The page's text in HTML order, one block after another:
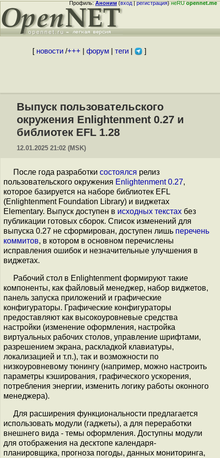
Профиль:Аноним(вход|регистрация)неRUopennet.me
[ новости/+++ форум| теги| ]
Выпуск пользовательского
окружения Enlightenment 0.27 и
библиотек EFL 1.28
12.01.2025 21:02 (MSK)
После года разработки состоялся релиз
пользовательского окружения Enlightenment 0.27,
которое базируется на наборе библиотек EFL
(Enlightenment Foundation Library) и виджетах
Elementary. Выпуск доступен в исходных текстах без
публикации готовых сборок. Список изменений для
выпуска 0.27 не сформирован, доступен лишь перечень
коммитов, в котором в основном перечислены
исправления ошибок и незначительные улучшения в
виджетах.
Рабочий стол в Enlightenment формируют такие
компоненты, как файловый менеджер, набор виджетов,
панель запуска приложений и графические
конфигураторы. Графические конфигураторы
предоставляют как высокоуровневые средства
настройки (изменение оформления, настройка
виртуальных рабочих столов, управление шрифтами,
разрешением экрана, раскладкой клавиатуры,
локализацией и т.п.), так и возможности по
низкоуровневому тюнингу (например, можно настроить
параметры кэширования, графического ускорения,
потребления энергии, изменить логику работы оконного
менеджера).
Для расширения функциональности предлагается
использовать модули (гаджеты), а для переработки
внешнего вида - темы оформления. Доступны модули
для отображения на десктопе календаря-
планировщика, прогноза погоды, данных мониторинга,